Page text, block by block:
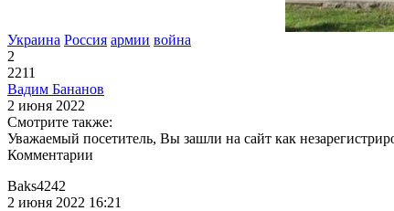
Украина Россия армии война
2
2211
Вадим Бананов
2 июня 2022
Смотрите также:
Уважаемый посетитель, Вы зашли на сайт как
Комментарии
Baks4242
2 июня 2022 16:21